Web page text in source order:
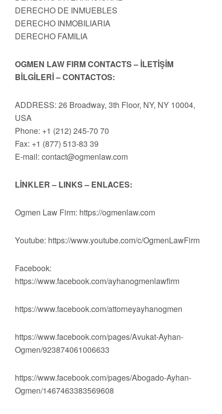
DERECHO DE INMUEBLES
DERECHO INMOBILIARIA
DERECHO FAMILIA
OGMEN LAW FIRM CONTACTS – İLETİŞİM
BİLGİLERİ – CONTACTOS:
ADDRESS: 26 Broadway, 3th Floor, NY, NY 10004,
USA
Phone: +1 (212) 245-70 70
Fax: +1 (877) 513-83 39
E-mail: contact@ogmenlaw.com
LİNKLER – LINKS – ENLACES:
Ogmen Law Firm: https://ogmenlaw.com
Youtube: https://www.youtube.com/c/OgmenLawFirm
Facebook:
https://www.facebook.com/ayhanogmenlawfirm
https://www.facebook.com/attorneyayhanogmen
https://www.facebook.com/pages/Avukat-Ayhan-
Ogmen/923874061006633
https://www.facebook.com/pages/Abogado-Ayhan-
Ogmen/1467463383569608